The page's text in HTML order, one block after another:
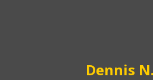
Dennis N.